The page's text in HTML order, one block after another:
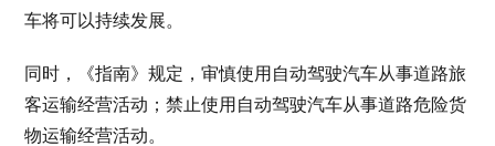
车将可以持续发展。
同时，《指南》规定，审慎使用自动驾驶汽车从事道路旅
客运输经营活动；禁止使用自动驾驶汽车从事道路危险货
物运输经营活动。